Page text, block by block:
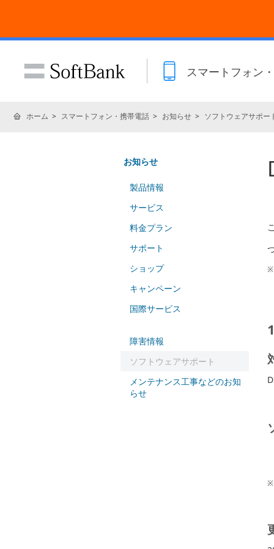
スマートフォン
ホーム スマートフォン・携帯電話 お知らせ ソフトウェアサポー
※
※
お知らせ
製品情報
サービス
料金プラン
サポート
ショップ
キャンペーン
国際サービス
障害情報
ソフトウェアサポート
メンテナンス工事などのお知
らせ